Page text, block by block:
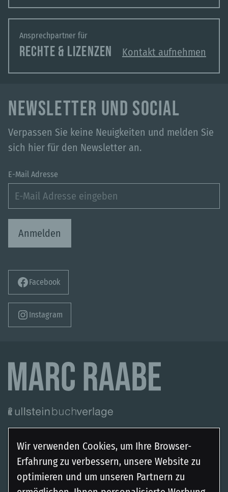
Ansprechpartner für
RECHTE & LIZENZEN Kontakt aufnehmen
NEWSLETTER UND SOCIAL
Verpassen Sie keine Neuigkeiten und melden Sie
sich hier für den Newsletter an.
E-Mail Adresse
Anmelden
Facebook
Instagram
Autor
Über mich
Veranstaltungen
Bücher
Art Mayer-Serie
Tom-Babylon-Serie
Wir verwenden Cookies, um Ihre Browser-
Erfahrung zu verbessern, unsere Website zu
optimieren und um unseren Partnern zu